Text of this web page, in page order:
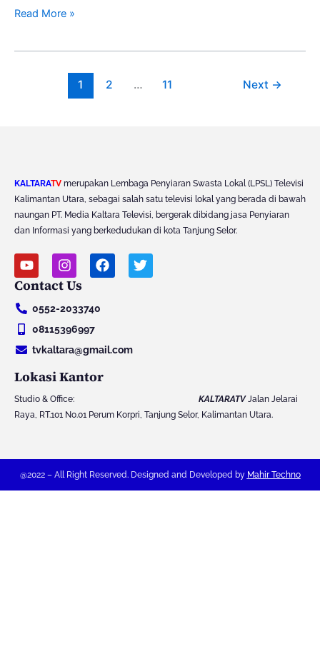
Read More »
1 2 … 11 Next →
KALTARATV merupakan Lembaga Penyiaran Swasta Lokal (LPSL) Televisi
Kalimantan Utara, sebagai salah satu televisi lokal yang berada di bawah
naungan PT. Media Kaltara Televisi, bergerak dibidang jasa Penyiaran
dan Informasi yang berkedudukan di kota Tanjung Selor.
Y
o
u
u
b
I
n
s
a
g
a
F
a
k
T
w
Contact Us
0552-2033740
08115396997
tvkaltara@gmail.com
Lokasi Kantor
Studio & Office: KALTARATVJalan Jelarai
Raya, RT.101 No.01 Perum Korpri, Tanjung Selor, Kalimantan Utara.
@2022 – All Right Reserved. Designed and Developed by Mahir Techno